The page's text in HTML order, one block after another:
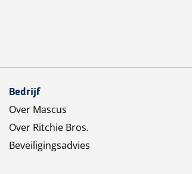
Bedrijf
Over Mascus
Over Ritchie Bros.
Beveiligingsadvies